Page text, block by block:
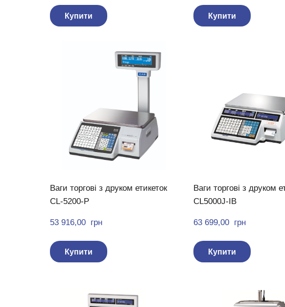
Купити Купити
Ваги торгові з друком етикеток
CL-5200-P
53 916,00  грн
Купити
Ваги торгові з друком
CL5000J-IB
63 699,00  грн
Купити